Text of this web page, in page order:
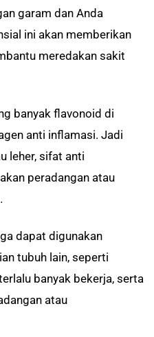
garam dan Anda
ini akan memberikan
meredakan sakit
banyak flavonoid di
anti inflamasi. Jadi
leher, sifat anti
peradangan atau
dapat digunakan
tubuh lain, seperti
banyak bekerja, serta
atau